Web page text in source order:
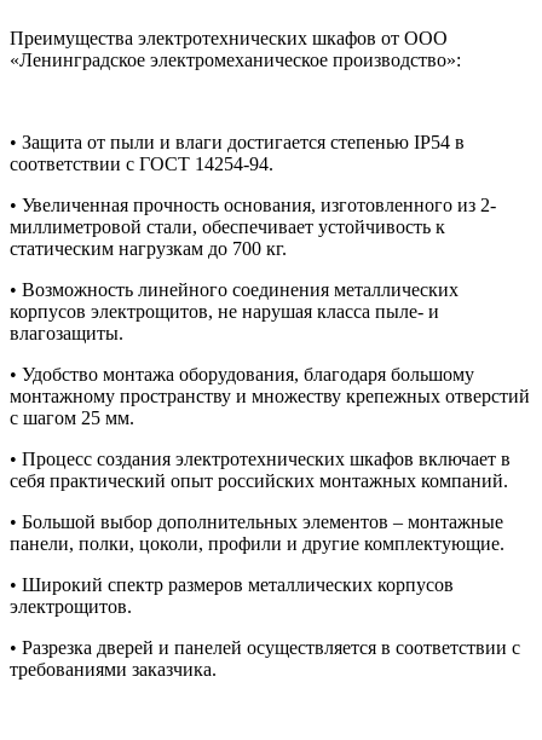
Преимущества электротехнических шкафов от ООО
«Ленинградское электромеханическое производство»:
• Защита от пыли и влаги достигается степенью IP54 в
соответствии с ГОСТ 14254-94.
• Увеличенная прочность основания, изготовленного из 2-
миллиметровой стали, обеспечивает устойчивость к
статическим нагрузкам до 700 кг.
• Возможность линейного соединения металлических
корпусов электрощитов, не нарушая класса пыле- и
влагозащиты.
• Удобство монтажа оборудования, благодаря большому
монтажному пространству и множеству крепежных отверстий
с шагом 25 мм.
• Процесс создания электротехнических шкафов включает в
себя практический опыт российских монтажных компаний.
• Большой выбор дополнительных элементов – монтажные
панели, полки, цоколи, профили и другие комплектующие.
• Широкий спектр размеров металлических корпусов
электрощитов.
• Разрезка дверей и панелей осуществляется в соответствии с
требованиями заказчика.